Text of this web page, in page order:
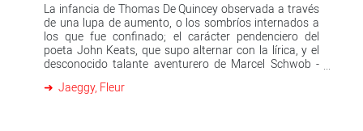
La infancia de Thomas De Quincey observada a través
de una lupa de aumento, o los sombríos internados a
los que fue confinado; el carácter pendenciero del
poeta John Keats, que supo alternar con la lírica, y el
desconocido talante aventurero de Marcel Schwob -
de Stevenson- son algunos de los aspectos biográficos
Jaeggy, Fleur